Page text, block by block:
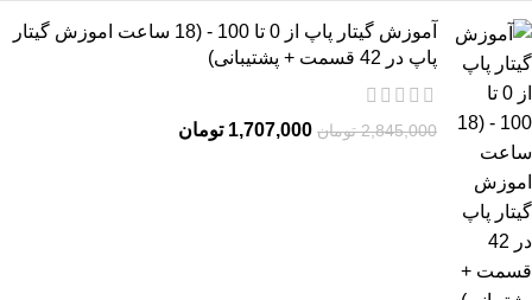
آموزش گیتار پاپ از 0 تا 100 - (18 ساعت اموزش گیتار
پاپ در 42 قسمت + پشتیبانی)
2,845,000 تومان 1,707,000 تومان